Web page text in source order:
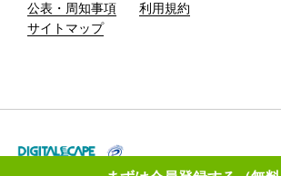
公表・周知事項
利用規約
サイトマップ
2026 © DIGITALSCAPE Co.,Ltd. ALL RIGHTS RESERVED.